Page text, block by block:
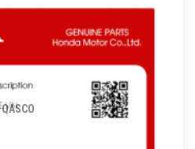
QASCO